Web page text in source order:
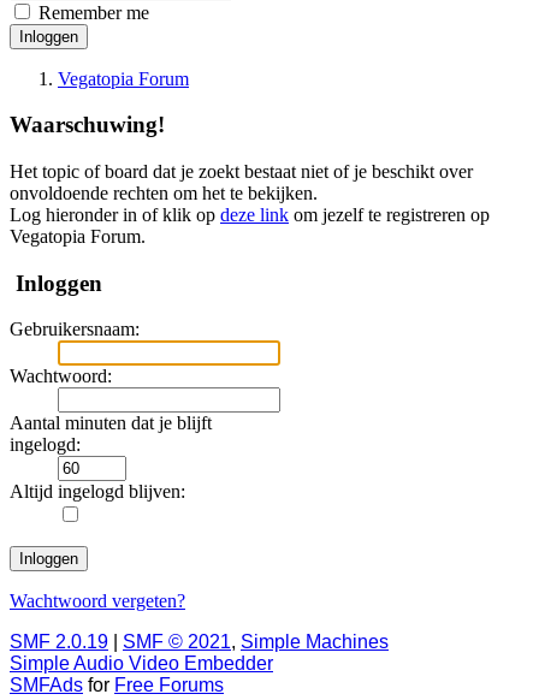
Remember me
Inloggen
Vegatopia Forum
Waarschuwing!
Het topic of board dat je zoekt bestaat niet of je beschikt over
onvoldoende rechten om het te bekijken.
Log hieronder in of klik op deze link om jezelf te registreren op
Vegatopia Forum.
Inloggen
Gebruikersnaam:
Wachtwoord:
Aantal minuten dat je blijft
ingelogd:
Altijd ingelogd blijven:
Wachtwoord vergeten?
SMF 2.0.19
SMF © 2021, Simple Machines
Simple Audio Video Embedder
SMFAds for Free Forums